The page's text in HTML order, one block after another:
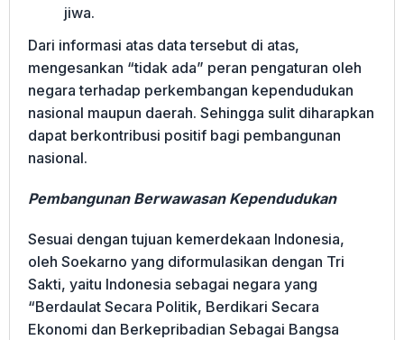
jiwa.
Dari informasi atas data tersebut di atas,
mengesankan “tidak ada” peran pengaturan oleh
negara terhadap perkembangan kependudukan
nasional maupun daerah. Sehingga sulit diharapkan
dapat berkontribusi positif bagi pembangunan
nasional.
Pembangunan Berwawasan Kependudukan
Sesuai dengan tujuan kemerdekaan Indonesia,
oleh Soekarno yang diformulasikan dengan Tri
Sakti, yaitu Indonesia sebagai negara yang
“Berdaulat Secara Politik, Berdikari Secara
Ekonomi dan Berkepribadian Sebagai Bangsa